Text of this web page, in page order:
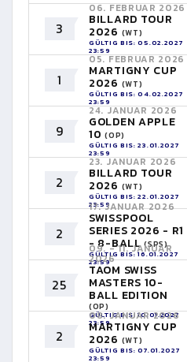
3
06. FEBRUAR 2026
BILLARD TOUR
2026 (WT)
GÜLTIG BIS: 05.02.2027
23:59
1
05. FEBRUAR 2026
MARTIGNY CUP
2026 (WT)
GÜLTIG BIS: 04.02.2027
23:59
9
24. JANUAR 2026
GOLDEN APPLE
10(OP)
GÜLTIG BIS: 23.01.2027
23:59
2
23. JANUAR 2026
BILLARD TOUR
2026 (WT)
GÜLTIG BIS: 22.01.2027
23:59
2
17. JANUAR 2026
SWISSPOOL
SERIES 2026 - R1
- 8-BALL(SPS)
GÜLTIG BIS: 16.01.2027
23:59
25
09. - 11. JANUAR
2026
TAOM SWISS
MASTERS 10-
BALL EDITION
(OP)
GÜLTIG BIS: 10.01.2027
23:59
2
08. JANUAR 2026
MARTIGNY CUP
2026 (WT)
GÜLTIG BIS: 07.01.2027
23:59